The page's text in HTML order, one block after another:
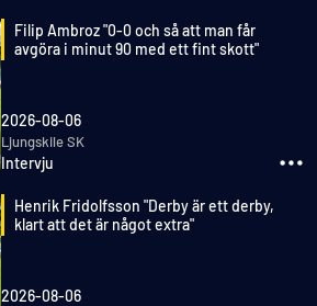
Filip Ambroz "0-0 och så att man får
avgöra i minut 90 med ett fint skott"
2026-08-06
Ljungskile SK
Intervju
Henrik Fridolfsson "Derby är ett derby,
klart att det är något extra"
2026-08-06